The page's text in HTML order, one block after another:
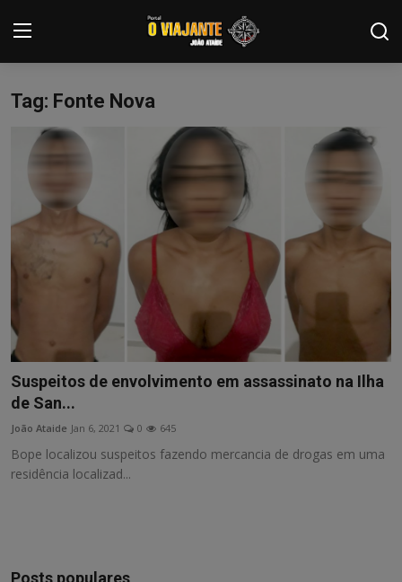
Login
Home
Contato
ARTIGOS
GALERIA DE FOTOS
COLABORADORES
Tag: Fonte Nova
Suspeitos de envolvimento em assassinato na Ilha
de San...
João Ataide Jan 6, 2021 0 645
Bope localizou suspeitos fazendo mercancia de drogas em uma
residência localizad...